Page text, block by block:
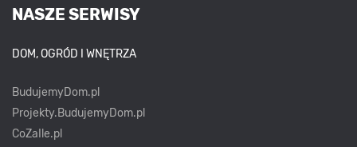
NASZE SERWISY
DOM, OGRÓD I WNĘTRZA
BudujemyDom.pl
Projekty.BudujemyDom.pl
CoZaIle.pl